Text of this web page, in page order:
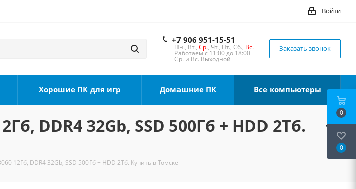
Войти
+7 906 951-15-51
Пн., Вт., Ср., Чт., Пт., Сб., Вс.
Работаем с 11:00 до 18:00
Ср. и Вс. Выходной
Заказать звонок
Хорошие ПК для игр Домашние ПК Все компьютеры
DDR4 32Gb, SSD 500Гб + HDD 2Тб.
12Гб, DDR4 32Gb, SSD 500Гб + HDD 2Тб. Купить в Томске
0
0